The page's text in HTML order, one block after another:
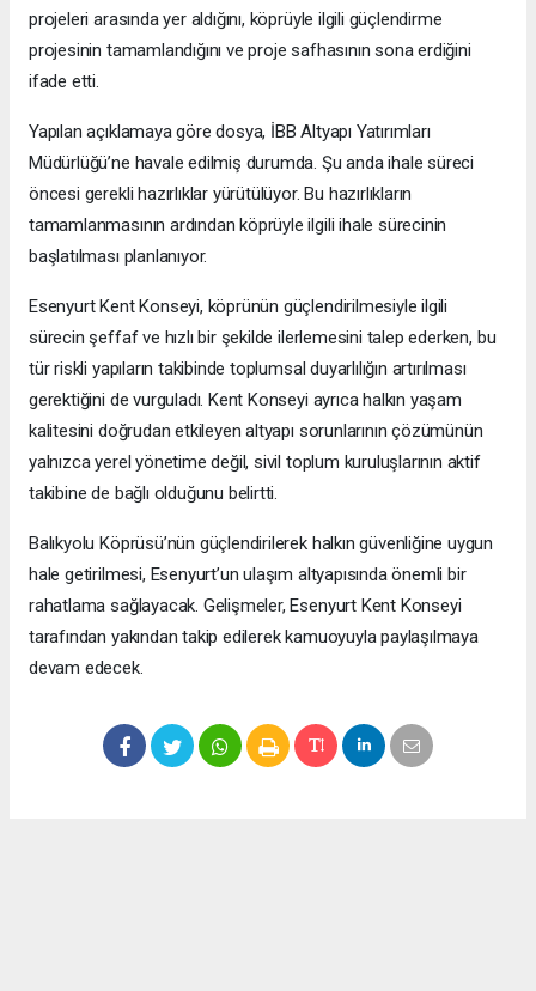
projeleri arasında yer aldığını, köprüyle ilgili güçlendirme
projesinin tamamlandığını ve proje safhasının sona erdiğini
ifade etti.
Yapılan açıklamaya göre dosya, İBB Altyapı Yatırımları
Müdürlüğü’ne havale edilmiş durumda. Şu anda ihale süreci
öncesi gerekli hazırlıklar yürütülüyor. Bu hazırlıkların
tamamlanmasının ardından köprüyle ilgili ihale sürecinin
başlatılması planlanıyor.
Esenyurt Kent Konseyi, köprünün güçlendirilmesiyle ilgili
sürecin şeffaf ve hızlı bir şekilde ilerlemesini talep ederken, bu
tür riskli yapıların takibinde toplumsal duyarlılığın artırılması
gerektiğini de vurguladı. Kent Konseyi ayrıca halkın yaşam
kalitesini doğrudan etkileyen altyapı sorunlarının çözümünün
yalnızca yerel yönetime değil, sivil toplum kuruluşlarının aktif
takibine de bağlı olduğunu belirtti.
Balıkyolu Köprüsü’nün güçlendirilerek halkın güvenliğine uygun
hale getirilmesi, Esenyurt’un ulaşım altyapısında önemli bir
rahatlama sağlayacak. Gelişmeler, Esenyurt Kent Konseyi
tarafından yakından takip edilerek kamuoyuyla paylaşılmaya
devam edecek.